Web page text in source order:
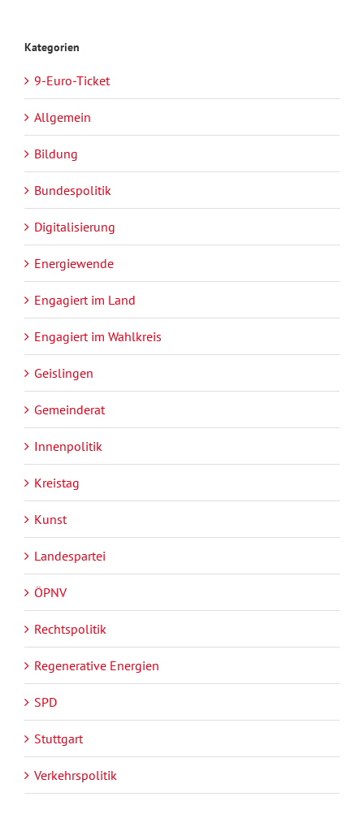
Kategorien
9-Euro-Ticket
Allgemein
Bildung
Bundespolitik
Digitalisierung
Energiewende
Engagiert im Land
Engagiert im Wahlkreis
Geislingen
Gemeinderat
Innenpolitik
Kreistag
Kunst
Landespartei
ÖPNV
Rechtspolitik
Regenerative Energien
SPD
Stuttgart
Verkehrspolitik